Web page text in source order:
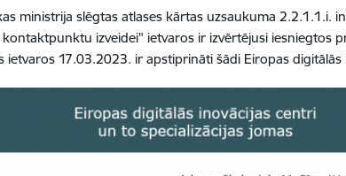
ministrija slēgtas atlases kārtas uzsaukuma 2.2.1.1.i.
izveidei" ietvaros ir izvērtējusi iesniegtos
ietvaros 17.03.2023. ir apstiprināti šādi Eiropas digitālās